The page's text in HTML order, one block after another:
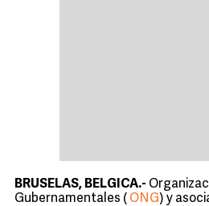
BRUSELAS, BELGICA.-
Gubernamentales ( ONG) y